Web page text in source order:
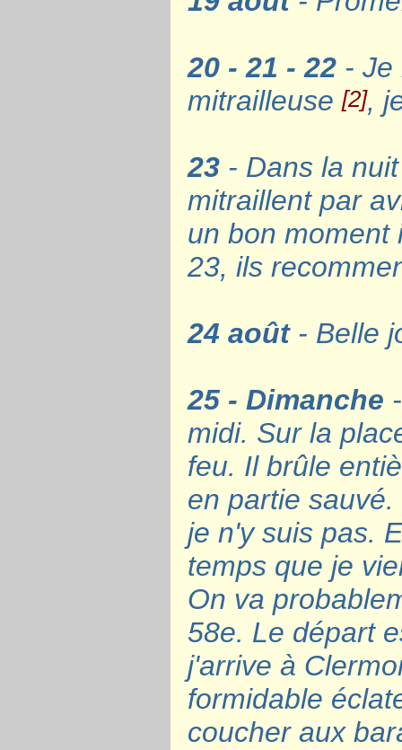
20 - 21 - 22 - Je
mitrailleuse[2],
23 - Dans la
mitraillent par
un bon moment
23, ils
24 août- Belle
25 - Dimanche
midi. Sur la
feu. Il brûle
en partie
je n'y suis pas.
temps que je
On va
58e. Le départ
j'arrive à
formidable
coucher aux